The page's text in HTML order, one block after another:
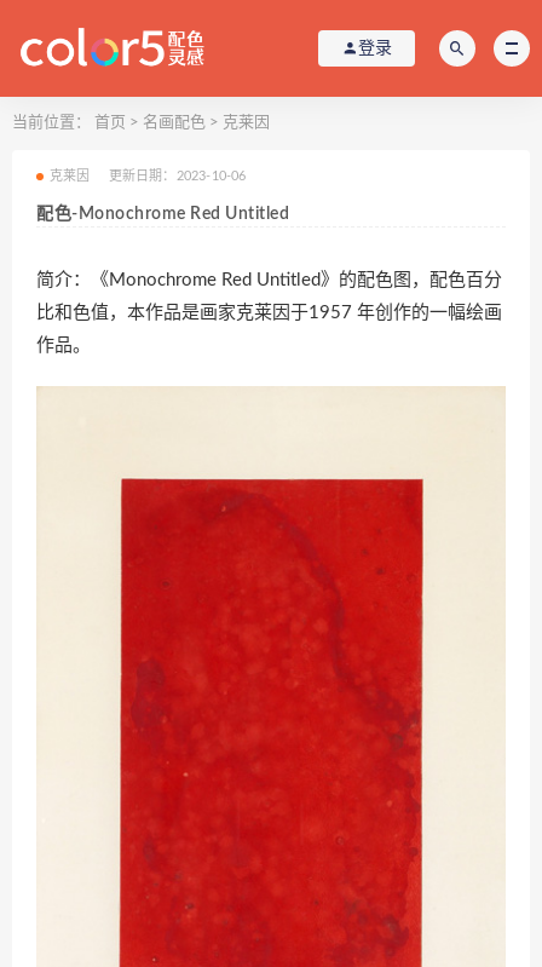
登录
当前位置： 首页 > 名画配色 > 克莱因
克莱因 更新日期：2023-10-06
配色-Monochrome Red Untitled
简介：《Monochrome Red Untitled》的配色图，配色百分
比和色值，本作品是画家克莱因于1957 年创作的一幅绘画
作品。